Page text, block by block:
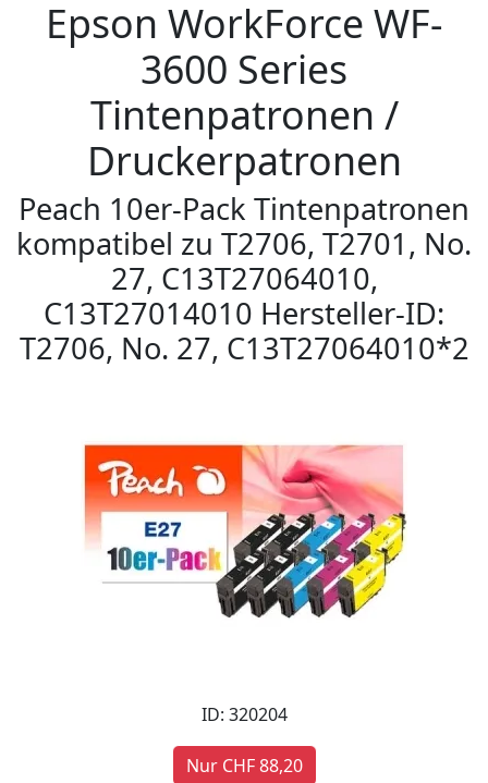
Epson WorkForce WF-
3600 Series
Tintenpatronen /
Druckerpatronen
Peach 10er-Pack Tintenpatronen
kompatibel zu T2706, T2701, No.
27, C13T27064010,
C13T27014010 Hersteller-ID:
T2706, No. 27, C13T27064010*2
ID: 320204
Nur CHF 88,20